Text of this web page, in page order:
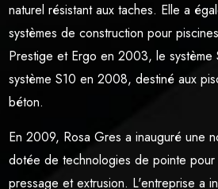
naturel résistant aux taches. Elle a
systèmes de construction pour
Prestige et Ergo en 2003, le
système S10 en 2008, destiné aux
béton.
En 2009, Rosa Gres a inauguré une
dotée de technologies de pointe
pressage et extrusion. L'entreprise a